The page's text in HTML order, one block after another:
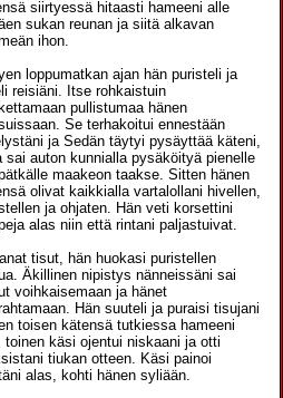
siirtyessä hitaasti hameeni alle
sukan reunan ja siitä alkavan
ihon.
loppumatkan ajan hän puristeli ja
reisiäni. Itse rohkaistuin
pullistumaa hänen
Se terhakoitui ennestään
ja Sedän täytyi pysäyttää käteni,
sai auton kunnialla pysäköityä pienelle
maakeon taakse. Sitten hänen
olivat kaikkialla vartalollani hivellen,
ja ohjaten. Hän veti korsettini
alas niin että rintani paljastuivat.
tisut, hän huokasi puristellen
Äkillinen nipistys nänneissäni sai
voihkaisemaan ja hänet
Hän suuteli ja puraisi tisujani
toisen kätensä tutkiessa hameeni
toinen käsi ojentui niskaani ja otti
tiukan otteen. Käsi painoi
alas, kohti hänen syliään.